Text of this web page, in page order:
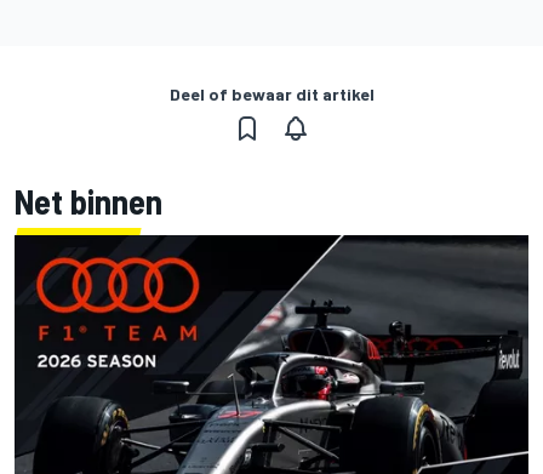
Deel of bewaar dit artikel
Net binnen